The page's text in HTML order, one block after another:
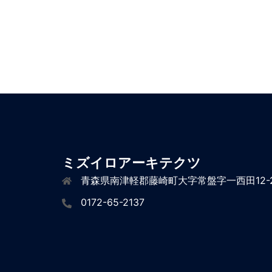
ミズイロアーキテクツ
青森県南津軽郡藤崎町大字常盤字一西田
0172-65-2137